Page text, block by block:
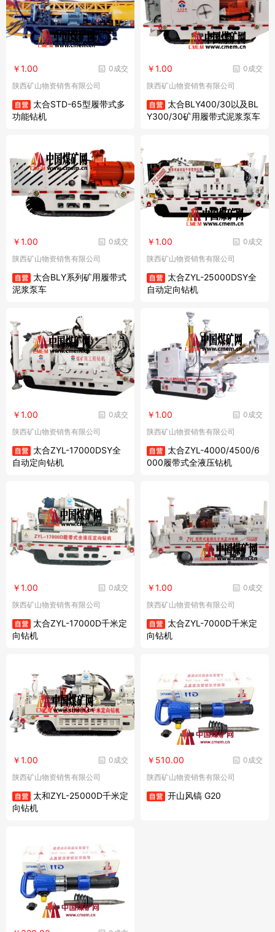
0成交
￥1.00
陕西矿山物资销售有限公司
太合STD-65型履带式多
功能钻机
0成交
￥1.00
陕西矿山物资销售有限公司
太合BLY400/30以及BL
Y300/30矿用履带式泥浆泵车
0成交
￥1.00
陕西矿山物资销售有限公司
太合BLY系列矿用履带式
泥浆泵车
0成交
￥1.00
陕西矿山物资销售有限公司
太合ZYL-25000DSY全
自动定向钻机
0成交
￥1.00
陕西矿山物资销售有限公司
太合ZYL-17000DSY全
自动定向钻机
0成交
￥1.00
陕西矿山物资销售有限公司
太合ZYL-4000/4500/6
000履带式全液压钻机
0成交
￥1.00
陕西矿山物资销售有限公司
太合ZYL-17000D千米定
向钻机
0成交
￥1.00
陕西矿山物资销售有限公司
太合ZYL-7000D千米定
向钻机
0成交
￥1.00
陕西矿山物资销售有限公司
太和ZYL-25000D千米定
向钻机
0成交
￥510.00
陕西矿山物资销售有限公司
开山风镐 G20